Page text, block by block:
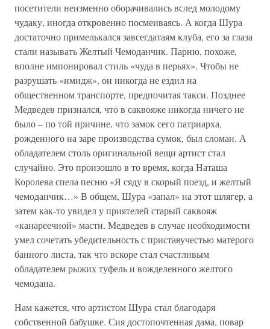
посетители неизменно оборачивались вслед молодому
чудаку, иногда откровенно посмеиваясь. А когда Шура
достаточно примелькался завсегдатаям клуба, его за глаза
стали называть Желтый Чемоданчик. Парню, похоже,
вполне импонировал стиль «чуда в перьях». Чтобы не
разрушать «имидж», он никогда не ездил на
общественном транспорте, предпочитая такси. Позднее
Медведев признался, что в саквояже никогда ничего не
было – по той причине, что замок сего патриарха,
рожденного на заре производства сумок, был сломан. А
обладателем столь оригинальной вещи артист стал
случайно. Это произошло в то время, когда Наташа
Королева спела песню «Я сяду в скорый поезд, и желтый
чемоданчик…» В общем, Шура «запал» на этот шлягер, а
затем как-то увидел у приятелей старый саквояж
«канареечной» масти. Медведев в случае необходимости
умел сочетать убедительность с приставучестью матерого
банного листа, так что вскоре стал счастливым
обладателем рыжих туфель и вожделенного желтого
чемодана.
Нам кажется, что артистом Шура стал благодаря
собственной бабушке. Сия достопочтенная дама, повар